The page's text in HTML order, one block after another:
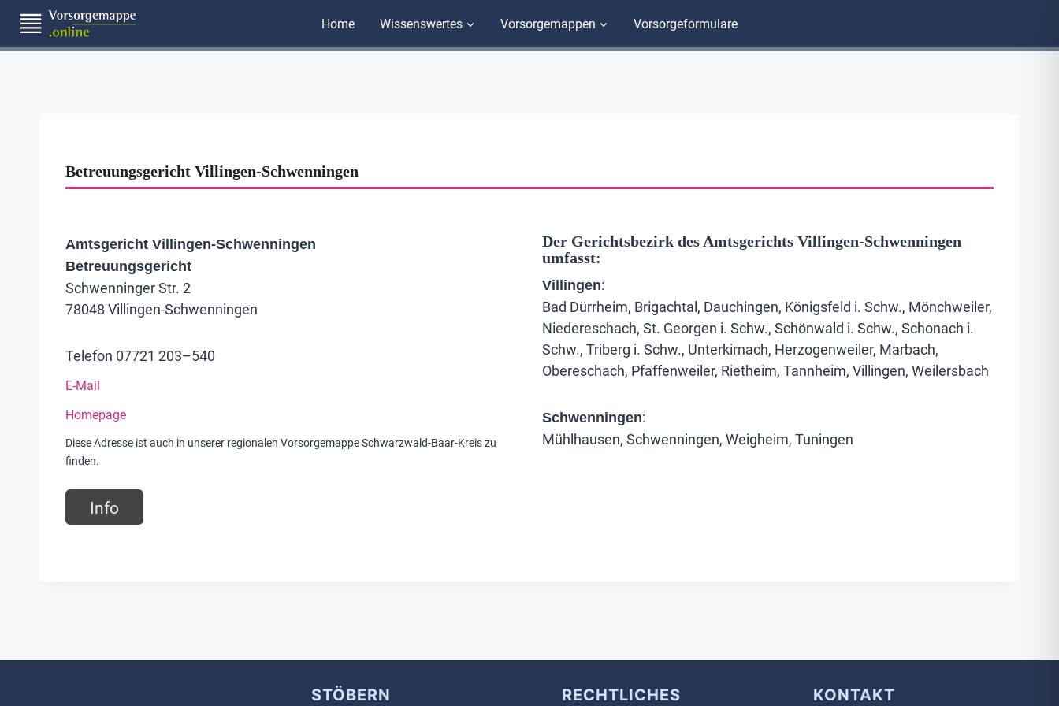
Zum
Inhalt
springen
Home Wissenswertes Vorsorgemappen Vorsorgeformulare
Betreuungsgericht Villingen-Schwenningen
Amtsgericht Villingen-Schwenningen
Betreuungsgericht
Schwenninger Str. 2
78048 Villingen-Schwenningen
Telefon 07721 203–540
E-Mail
Homepage
Diese Adresse ist auch in unserer regionalen Vorsorgemappe Schwarzwald-Baar-Kreis zu
finden.
Info
Der Gerichtsbezirk des Amtsgerichts Villingen-Schwenningen
umfasst:
Villingen:
Bad Dürrheim, Brigachtal, Dauchingen, Königsfeld i. Schw., Mönchweiler,
Niedereschach, St. Georgen i. Schw., Schönwald i. Schw., Schonach i.
Schw., Triberg i. Schw., Unterkirnach, Herzogenweiler, Marbach,
Obereschach, Pfaffenweiler, Rietheim, Tannheim, Villingen, Weilersbach
Schwenningen:
Mühlhausen, Schwenningen, Weigheim, Tuningen
STÖBERN RECHTLICHES KONTAKT